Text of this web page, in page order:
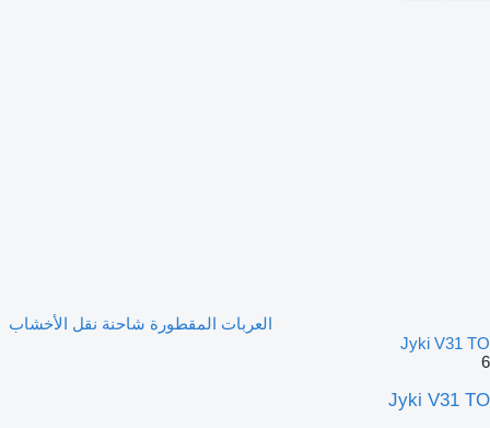
العربات المقطورة شاحنة نقل الأخشاب
Jyki V31 TO
6
Jyki V31 TO